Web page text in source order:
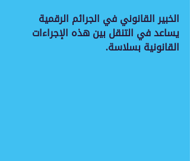
الخبير القانوني في الجرائم الرقمية
يساعد في التنقل بين هذه الإجراءات
القانونية بسلاسة.